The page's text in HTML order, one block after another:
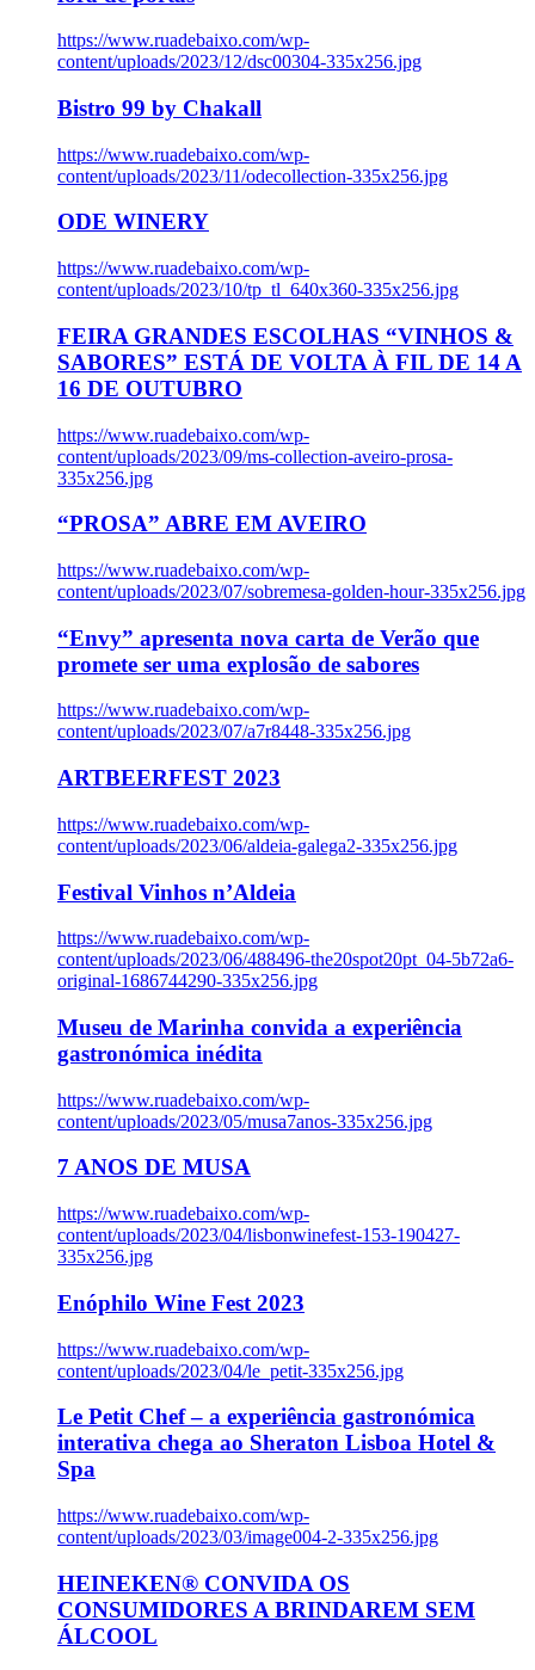
https://www.ruadebaixo.com/wp-
content/uploads/2023/12/dsc00304-335x256.jpg
Bistro 99 by Chakall
https://www.ruadebaixo.com/wp-
content/uploads/2023/11/odecollection-335x256.jpg
ODE WINERY
https://www.ruadebaixo.com/wp-
content/uploads/2023/10/tp_tl_640x360-335x256.jpg
FEIRA GRANDES ESCOLHAS “VINHOS &
SABORES” ESTÁ DE VOLTA À FIL DE 14 A
16 DE OUTUBRO
https://www.ruadebaixo.com/wp-
content/uploads/2023/09/ms-collection-aveiro-prosa-
335x256.jpg
“PROSA” ABRE EM AVEIRO
https://www.ruadebaixo.com/wp-
content/uploads/2023/07/sobremesa-golden-hour-335x256.jpg
“Envy” apresenta nova carta de Verão que
promete ser uma explosão de sabores
https://www.ruadebaixo.com/wp-
content/uploads/2023/07/a7r8448-335x256.jpg
ARTBEERFEST 2023
https://www.ruadebaixo.com/wp-
content/uploads/2023/06/aldeia-galega2-335x256.jpg
Festival Vinhos n’Aldeia
https://www.ruadebaixo.com/wp-
content/uploads/2023/06/488496-the20spot20pt_04-5b72a6-
original-1686744290-335x256.jpg
Museu de Marinha convida a experiência
gastronómica inédita
https://www.ruadebaixo.com/wp-
content/uploads/2023/05/musa7anos-335x256.jpg
7 ANOS DE MUSA
https://www.ruadebaixo.com/wp-
content/uploads/2023/04/lisbonwinefest-153-190427-
335x256.jpg
Enóphilo Wine Fest 2023
https://www.ruadebaixo.com/wp-
content/uploads/2023/04/le_petit-335x256.jpg
Le Petit Chef – a experiência gastronómica
interativa chega ao Sheraton Lisboa Hotel &
Spa
https://www.ruadebaixo.com/wp-
content/uploads/2023/03/image004-2-335x256.jpg
HEINEKEN® CONVIDA OS
CONSUMIDORES A BRINDAREM SEM
ÁLCOOL